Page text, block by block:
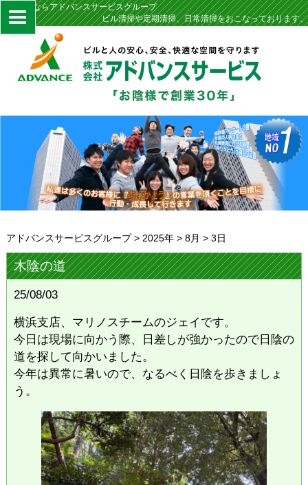
定期清掃ならアドバンスサービスグループ
ビル清掃や定期清掃、日常清掃をおこなっております。
アドバンスサービスグループ> 2025年> 8月 > 3日
木陰の道
25/08/03
横浜支店、マリノスチームのジェイです。
今日は現場に向かう際、日差しが強かったので日陰の
道を探して向かいました。
今年は異常に暑いので、なるべく日陰を歩きましょ
う。